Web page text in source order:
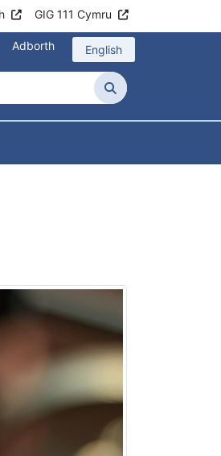
GIG 111 Cymru
Adborth English
Chwilio
a Gwasanaethau
ar gyfer Gwybodaeth